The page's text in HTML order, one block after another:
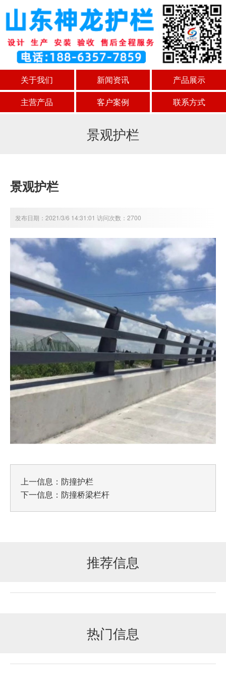
关于我们 新闻资讯
产品展示
主营产品
客户案例 联系方式
景观护栏
景观护栏
发布日期：2021/3/6 14:31:01 访问次数：2700
上一信息： 防撞护栏
下一信息： 防撞桥梁栏杆
推荐信息
热门信息